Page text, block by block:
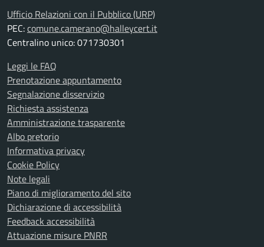
Ufficio Relazioni con il Pubblico (URP)
PEC:comune.camerano@halleycert.it
Centralino unico: 071730301
Leggi le FAQ
Prenotazione appuntamento
Segnalazione disservizio
Richiesta assistenza
Amministrazione trasparente
Albo pretorio
Informativa privacy
Cookie Policy
Note legali
Piano di miglioramento del sito
Dichiarazione di accessibilità
Feedback accessibilità
Attuazione misure PNRR